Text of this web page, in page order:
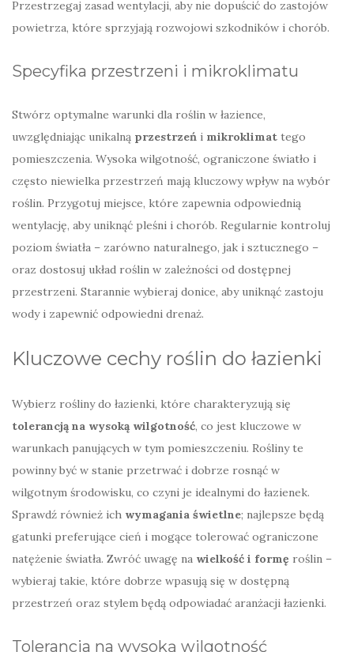
Przestrzegaj zasad wentylacji, aby nie dopuścić do zastojów
powietrza, które sprzyjają rozwojowi szkodników i chorób.
Specyfika przestrzeni i mikroklimatu
Stwórz optymalne warunki dla roślin w łazience,
uwzględniając unikalną przestrzeń i mikroklimat tego
pomieszczenia. Wysoka wilgotność, ograniczone światło i
często niewielka przestrzeń mają kluczowy wpływ na wybór
roślin. Przygotuj miejsce, które zapewnia odpowiednią
wentylację, aby uniknąć pleśni i chorób. Regularnie kontroluj
poziom światła – zarówno naturalnego, jak i sztucznego –
oraz dostosuj układ roślin w zależności od dostępnej
przestrzeni. Starannie wybieraj donice, aby uniknąć zastoju
wody i zapewnić odpowiedni drenaż.
Kluczowe cechy roślin do łazienki
Wybierz rośliny do łazienki, które charakteryzują się
tolerancją na wysoką wilgotność, co jest kluczowe w
warunkach panujących w tym pomieszczeniu. Rośliny te
powinny być w stanie przetrwać i dobrze rosnąć w
wilgotnym środowisku, co czyni je idealnymi do łazienek.
Sprawdź również ich wymagania świetlne; najlepsze będą
gatunki preferujące cień i mogące tolerować ograniczone
natężenie światła. Zwróć uwagę na wielkość i formę roślin –
wybieraj takie, które dobrze wpasują się w dostępną
przestrzeń oraz stylem będą odpowiadać aranżacji łazienki.
Tolerancja na wysoką wilgotność